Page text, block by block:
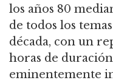
los años 80
de todos los
década, con un
horas de
eminentemente